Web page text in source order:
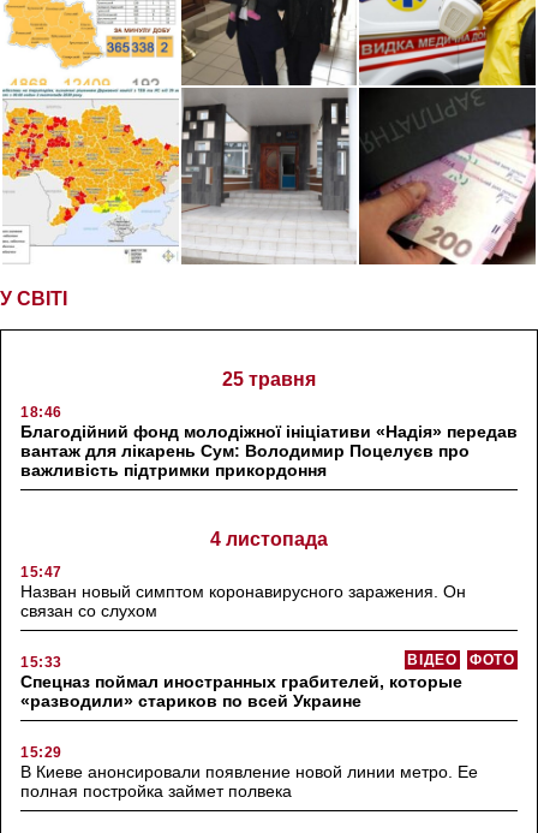
У СВІТІ
25 травня
18:46
Благодійний фонд молодіжної ініціативи «Надія» передав
вантаж для лікарень Сум: Володимир Поцелуєв про
важливість підтримки прикордоння
4 листопада
15:47
Назван новый симптом коронавирусного заражения. Он
связан со слухом
15:33 ФОТО
ВІДЕО
Спецназ поймал иностранных грабителей, которые
«разводили» стариков по всей Украине
15:29
В Киеве анонсировали появление новой линии метро. Ее
полная постройка займет полвека